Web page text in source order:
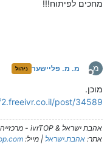
מחכים לפיתוח!!!
מ
מנותק
מ. מ. פליישער ניהול
מוכן.
post/34589
אהבת ישראל & ivrTOP - מרכזייה טלפונית חכמה.
אתר: אהבת.ישראל | מייל: